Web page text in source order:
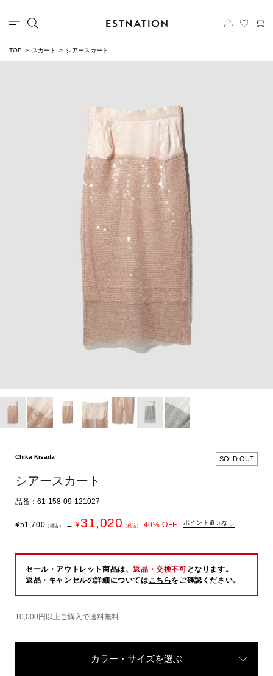
TOP スカート シアースカート
Chika Kisada SOLD OUT
シアースカート
品番：61-158-09-121027
¥51,700 （税込） → ¥31,020 （税込） 40% OFF ポイント還元なし
セール・アウトレット商品は、返品・交換不可 となります。
返品・キャンセルの詳細についてはこちらをご確認ください。
10,000円以上ご購入で送料無料
カラー・サイズを選ぶ